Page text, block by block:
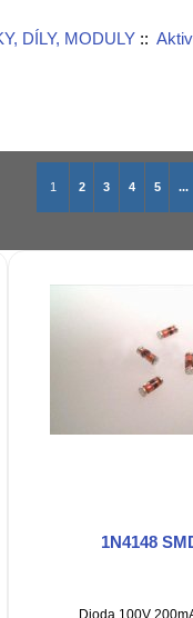
DÍLY, MODULY::
1 2 3 4 5 ...
1N4148
Dioda 100V